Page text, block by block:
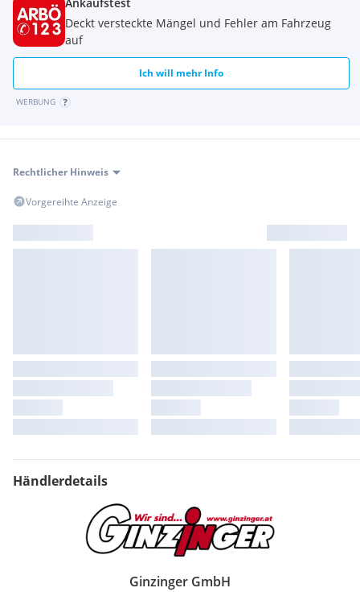
Viel Stauraum: Das Set aus Seitenkoffern und Topcase bietet
reichlich Platz für dein Gepäck.
Robust & Leicht: Gefertigt aus hochwertigem Aluminium, sind
die Koffer extrem widerstandsfähig und dennoch leicht.
der X-Cape ein.
Deckt versteckte Mängel und Fehler am Fahrzeug
auf
Ich will mehr Info
WERBUNG
Rechtlicher Hinweis
Vorgereihte Anzeige
Händlerdetails
Ginzinger GmbH